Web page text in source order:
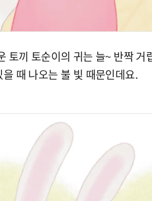
토끼 토순이의 귀는 늘~ 반짝 거
때 나오는 불 빛 때문인데요.